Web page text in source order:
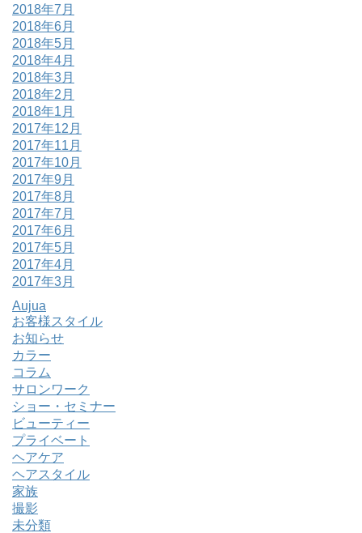
2018年7月
2018年6月
2018年5月
2018年4月
2018年3月
2018年2月
2018年1月
2017年12月
2017年11月
2017年10月
2017年9月
2017年8月
2017年7月
2017年6月
2017年5月
2017年4月
2017年3月
Aujua
お客様スタイル
お知らせ
カラー
コラム
サロンワーク
ショー・セミナー
ビューティー
プライベート
ヘアケア
ヘアスタイル
家族
撮影
未分類